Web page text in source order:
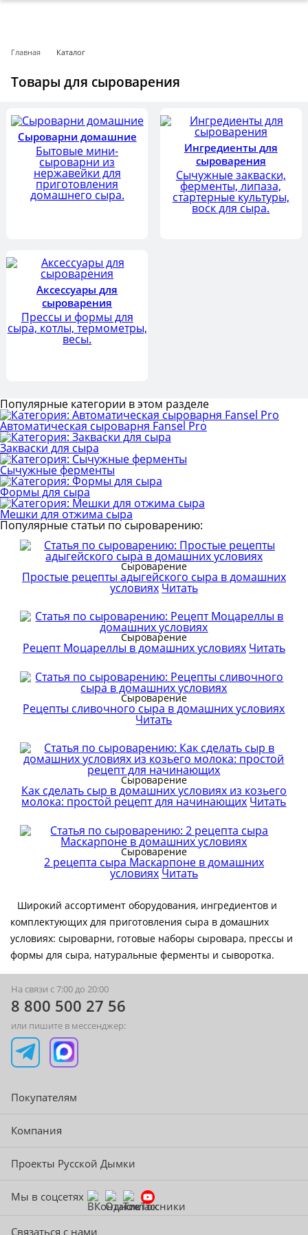
Главная Каталог
Товары для сыроварения
Сыроварни домашние
Бытовые мини-
сыроварни из
нержавейки для
приготовления
домашнего сыра.
Ингредиенты для
сыроварения
Сычужные закваски,
ферменты, липаза,
стартерные культуры,
воск для сыра.
Аксессуары для
сыроварения
Прессы и формы для
сыра, котлы, термометры,
весы.
Популярные категории в этом разделе
Автоматическая сыроварня Fansel Pro
Закваски для сыра
Сычужные ферменты
Формы для сыра
Мешки для отжима сыра
Популярные статьи по сыроварению:
Сыроварение
Простые рецепты адыгейского сыра в домашних
условиях Читать
Сыроварение
Рецепт Моцареллы в домашних условиях Читать
Сыроварение
Рецепты сливочного сыра в домашних условиях
Читать
Сыроварение
Как сделать сыр в домашних условиях из козьего
молока: простой рецепт для начинающих Читать
Сыроварение
2 рецепта сыра Маскарпоне в домашних
условияхЧитать
Широкий ассортимент оборудования, ингредиентов и
комплектующих для приготовления сыра в домашних
условиях: сыроварни, готовые наборы сыровара, прессы и
формы для сыра, натуральные ферменты и сыворотка.
На связи с 7:00 до 20:00
8 800 500 27 56
или пишите в мессенджер:
Покупателям
Компания
Проекты Русской Дымки
Мы в соцсетях
Связаться с нами